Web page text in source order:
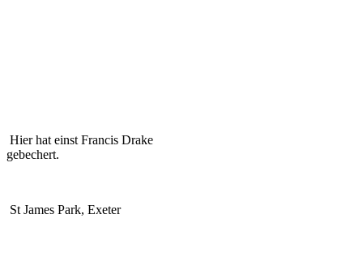
Hier hat einst Francis Drake
gebechert.
St James Park, Exeter